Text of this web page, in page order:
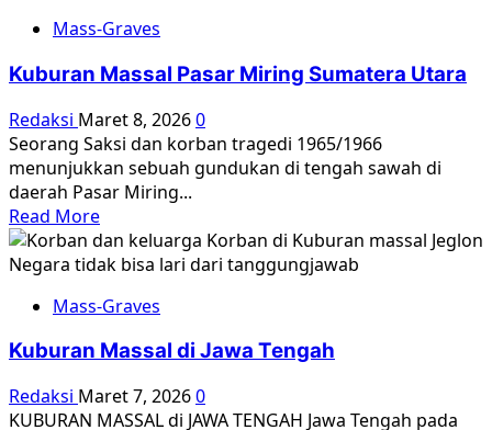
Markus
Dari
Selatan:
Ia
telah
memaafkan
perbuatan
eksekutor
yang
menumpas
dan
dan
berpesan
Mass-Graves
Kuburan Massal Pasar Miring Sumatera Utara
Redaksi Maret 8, 20260
Seorang Saksi dan korban tragedi 1965/1966
menunjukkan sebuah gundukan di tengah sawah di
daerah Pasar Miring...
Read MoreRead
more
about
Massal
Miring
Sumatera
Utara
Mass-Graves
Kuburan Massal di Jawa Tengah
Redaksi Maret 7, 20260
KUBURAN MASSAL di JAWA TENGAH Jawa Tengah pada